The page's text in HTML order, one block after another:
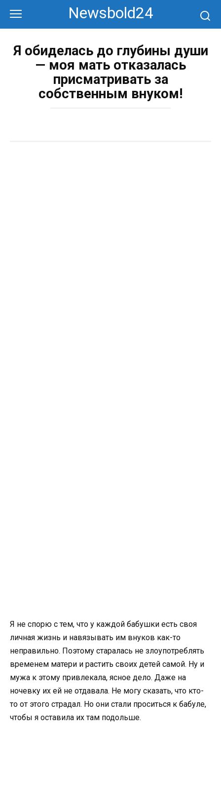
контенту
Newsbold24
Я обиделась до глубины души
— моя мать отказалась
присматривать за
собственным внуком!
Я не спорю с тем, что у каждой бабушки есть своя
личная жизнь и навязывать им внуков как-то
неправильно. Поэтому старалась не злоупотреблять
временем матери и растить своих детей самой. Ну и
мужа к этому привлекала, ясное дело. Даже на
ночевку их ей не отдавала. Не могу сказать, что кто-
то от этого страдал. Но они стали проситься к бабуле,
чтобы я оставила их там подольше.